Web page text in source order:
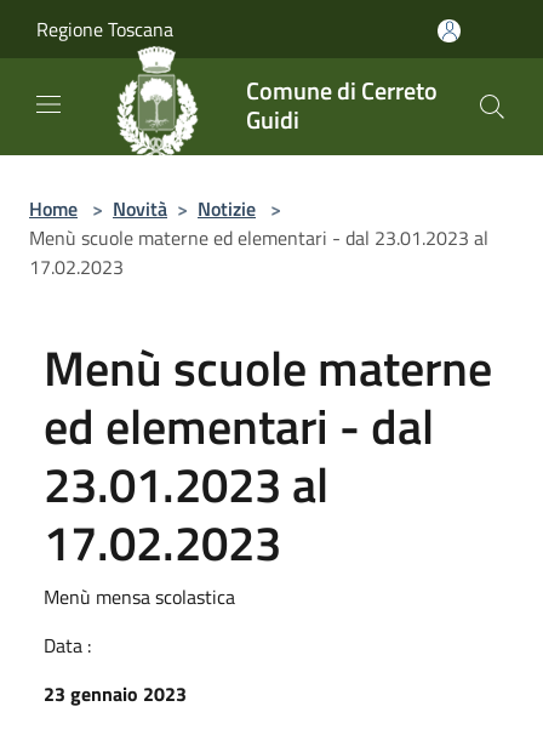
Regione Toscana
Comune di Cerreto
Guidi
Home > Novità > Notizie >
Menù scuole materne ed elementari - dal 23.01.2023 al
17.02.2023
Menù scuole materne
ed elementari - dal
23.01.2023 al
17.02.2023
Menù mensa scolastica
Data :
23 gennaio 2023